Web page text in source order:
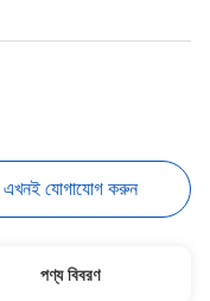
এখনই যোগাযোগ করুন
পণ্য বিবরণ